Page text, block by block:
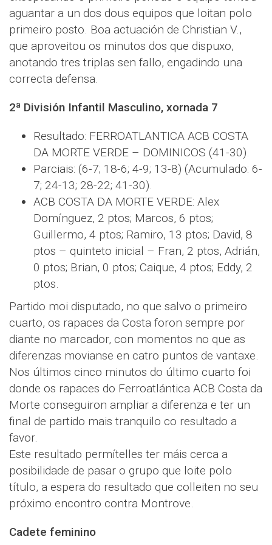
aguantar a un dos dous equipos que loitan polo
primeiro posto. Boa actuación de Christian V.,
que aproveitou os minutos dos que dispuxo,
anotando tres triplas sen fallo, engadindo una
correcta defensa.
2ª División Infantil Masculino, xornada 7
Resultado: FERROATLANTICA ACB COSTA
DA MORTE VERDE – DOMINICOS (41-30).
Parciais: (6-7; 18-6; 4-9; 13-8) (Acumulado: 6-
7; 24-13; 28-22; 41-30).
ACB COSTA DA MORTE VERDE: Alex
Domínguez, 2 ptos; Marcos, 6 ptos;
Guillermo, 4 ptos; Ramiro, 13 ptos; David, 8
ptos – quinteto inicial – Fran, 2 ptos, Adrián,
0 ptos; Brian, 0 ptos; Caique, 4 ptos; Eddy, 2
ptos.
Partido moi disputado, no que salvo o primeiro
cuarto, os rapaces da Costa foron sempre por
diante no marcador, con momentos no que as
diferenzas movianse en catro puntos de vantaxe.
Nos últimos cinco minutos do último cuarto foi
donde os rapaces do Ferroatlántica ACB Costa da
Morte conseguiron ampliar a diferenza e ter un
final de partido mais tranquilo co resultado a
favor.
Este resultado permítelles ter máis cerca a
posibilidade de pasar o grupo que loite polo
título, a espera do resultado que colleiten no seu
próximo encontro contra Montrove.
Cadete feminino